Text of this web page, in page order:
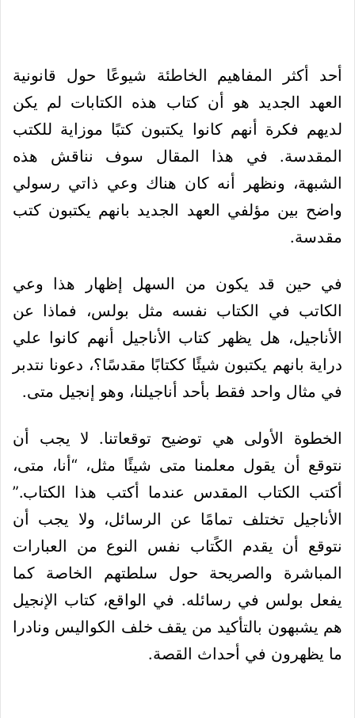
أحد أكثر المفاهيم الخاطئة شيوعًا حول قانونية
العهد الجديد هو أن كتاب هذه الكتابات لم يكن
لديهم فكرة أنهم كانوا يكتبون كتبًا موزاية للكتب
المقدسة. في هذا المقال سوف نناقش هذه
الشبهة، ونظهر أنه كان هناك وعي ذاتي رسولي
واضح بين مؤلفي العهد الجديد بانهم يكتبون كتب
مقدسة.
في حين قد يكون من السهل إظهار هذا وعي
الكاتب في الكتاب نفسه مثل بولس، فماذا عن
الأناجيل، هل يظهر كتاب الأناجيل أنهم كانوا علي
دراية بانهم يكتبون شيئًا ككتابًا مقدسًا؟، دعونا نتدبر
في مثال واحد فقط بأحد أناجيلنا، وهو إنجيل متى.
الخطوة الأولى هي توضيح توقعاتنا. لا يجب أن
نتوقع أن يقول معلمنا متى شيئًا مثل، “أنا، متى،
أكتب الكتاب المقدس عندما أكتب هذا الكتاب.”
الأناجيل تختلف تمامًا عن الرسائل، ولا يجب أن
نتوقع أن يقدم الكًتاب نفس النوع من العبارات
المباشرة والصريحة حول سلطتهم الخاصة كما
يفعل بولس في رسائله. في الواقع، كتاب الإنجيل
هم يشبهون بالتأكيد من يقف خلف الكواليس ونادرا
ما يظهرون في أحداث القصة.